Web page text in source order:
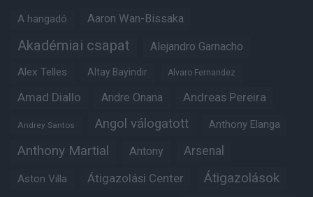
A hangadó Aaron Wan-Bissaka
Akadémiai csapat Alejandro Garnacho
Alex Telles Altay Bayindir Alvaro Fernandez
Amad Diallo Andre Onana Andreas Pereira
Andrey Santos Angol válogatott Anthony Elanga
Anthony Martial Antony Arsenal
Aston Villa Átigazolási Center Átigazolások